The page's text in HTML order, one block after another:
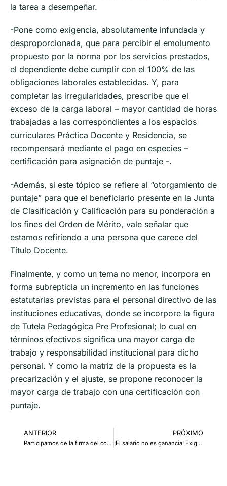
la tarea a desempeñar.
-Pone como exigencia, absolutamente infundada y
desproporcionada, que para percibir el emolumento
propuesto por la norma por los servicios prestados,
el dependiente debe cumplir con el 100% de las
obligaciones laborales establecidas. Y, para
completar las irregularidades, prescribe que el
exceso de la carga laboral – mayor cantidad de horas
trabajadas a las correspondientes a los espacios
curriculares Práctica Docente y Residencia, se
recompensará mediante el pago en especies –
certificación para asignación de puntaje -.
-Además, si este tópico se refiere al “otorgamiento de
puntaje” para que el beneficiario presente en la Junta
de Clasificación y Calificación para su ponderación a
los fines del Orden de Mérito, vale señalar que
estamos refiriendo a una persona que carece del
Título Docente.
Finalmente, y como un tema no menor, incorpora en
forma subrepticia un incremento en las funciones
estatutarias previstas para el personal directivo de las
instituciones educativas, donde se incorpore la figura
de Tutela Pedagógica Pre Profesional; lo cual en
términos efectivos significa una mayor carga de
trabajo y responsabilidad institucional para dicho
personal. Y como la matriz de la propuesta es la
precarización y el ajuste, se propone reconocer la
mayor carga de trabajo con una certificación con
puntaje.
ANTERIOR
Participamos de la firma del convenio para la capacitación gremial “Ley Sonia Torres”
PRÓXIMO
¡El salario no es ganancia! Exigimos a la Provincia que cumpla el fallo logrado por CTERA